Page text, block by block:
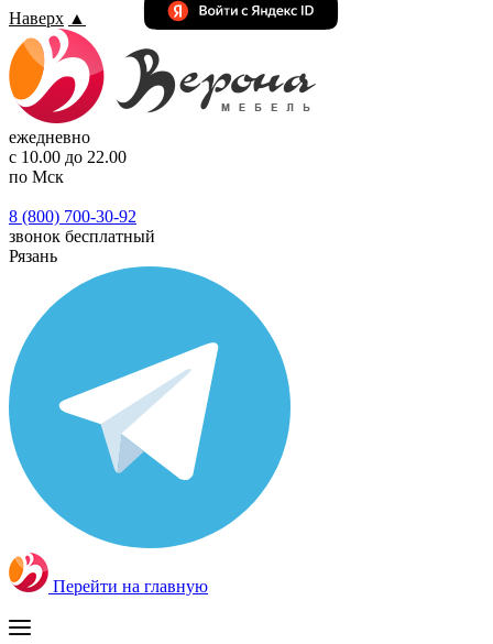
Наверх ▲
ежедневно
с 10.00 до 22.00
по Мск
8 (800) 700-30-92
звонок бесплатный
Рязань
Перейти на главную